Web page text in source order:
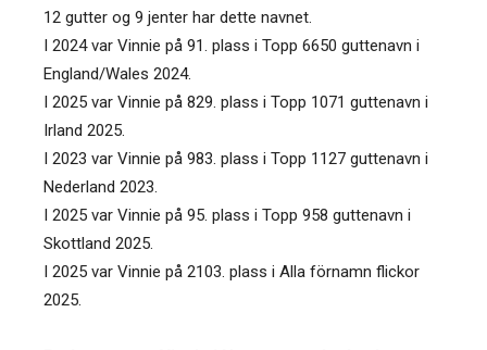
12 gutter og 9 jenter har dette navnet.
I 2024 var Vinnie på 91. plass i Topp 6650 guttenavn i
England/Wales 2024.
I 2025 var Vinnie på 829. plass i Topp 1071 guttenavn i
Irland 2025.
I 2023 var Vinnie på 983. plass i Topp 1127 guttenavn i
Nederland 2023.
I 2025 var Vinnie på 95. plass i Topp 958 guttenavn i
Skottland 2025.
I 2025 var Vinnie på 2103. plass i Alla förnamn flickor
2025.